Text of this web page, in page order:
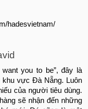
hadesvietnam/
you to be”, đây là
khu vực Đà Nẵng. Luôn
của người tiêu dùng.
sẽ nhận đến những